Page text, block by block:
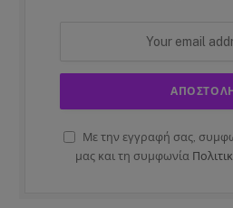
Με την εγγραφή σας,
μας και τη συμφωνία